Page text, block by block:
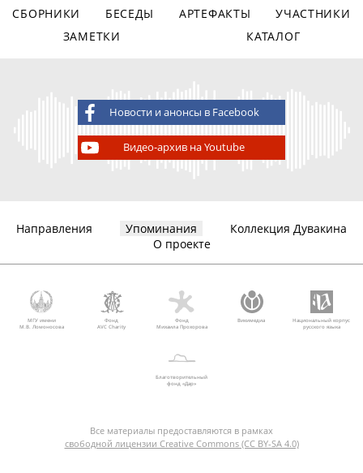
СБОРНИКИ БЕСЕДЫ АРТЕФАКТЫ
УЧАСТНИКИ
ЗАМЕТКИ
КАТАЛОГ
Новости и анонсы в Facebook
Видео-архив на Youtube
Направления Упоминания
Коллекция Дувакина
О проекте
МГУ имени
М.В. Ломоносова
Фонд
AVC Charity
Фонд
Михаила Прохорова
Викимедиа
Национальный корпус
русского языка
Благотворительный
фонд «Дар»
Все материалы предоставляются в рамках
свободной лицензии Creative Commons (CC BY-SA 4.0)